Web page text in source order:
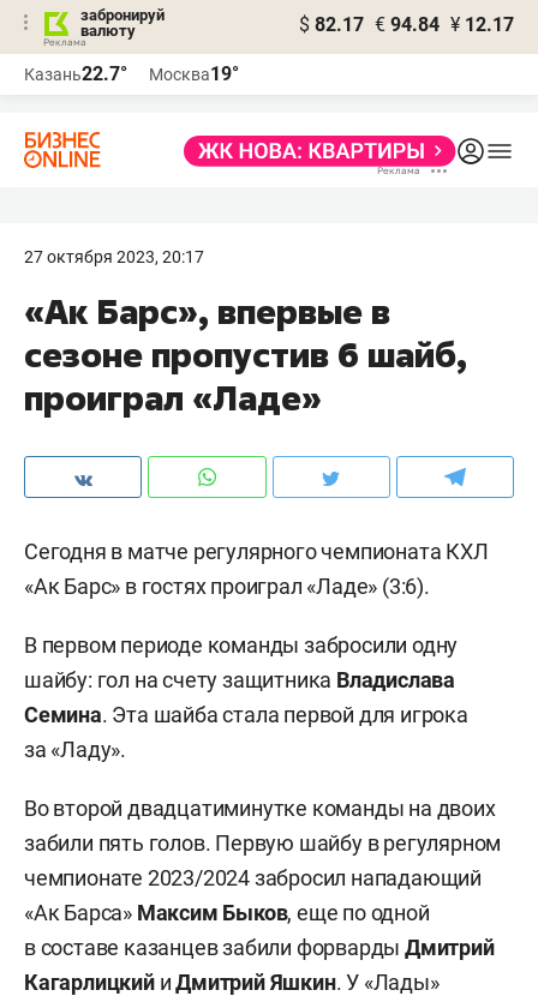
забронируй
валюту
$ 82.17 € 94.84 ¥ 12.17
Казань22.7° Москва19°
27 октября 2023, 20:17
«Ак Барс», впервые в
сезоне пропустив 6 шайб,
проиграл «Ладе»
Сегодня в матче регулярного чемпионата КХЛ
«Ак Барс» в гостях проиграл «Ладе» (3:6).
В первом периоде команды забросили одну
шайбу: гол на счету защитника Владислава
Семина. Эта шайба стала первой для игрока
за «Ладу».
Во второй двадцатиминутке команды на двоих
забили пять голов. Первую шайбу в регулярном
чемпионате 2023/2024 забросил нападающий
«Ак Барса» Максим Быков, еще по одной
в составе казанцев забили форварды Дмитрий
Кагарлицкий иДмитрий Яшкин. У «Лады»